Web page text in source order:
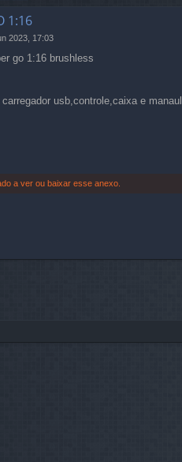
1:16
2023, 17:03
go 1:16 brushless
usb,controle,caixa e manaul.
a ver ou baixar esse anexo.